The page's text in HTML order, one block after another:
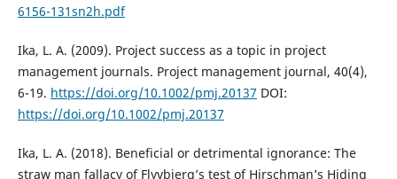
6156-131sn2h.pdf
Ika, L. A. (2009). Project success as a topic in project
management journals. Project management journal, 40(4),
6-19. https://doi.org/10.1002/pmj.20137 DOI:
https://doi.org/10.1002/pmj.20137
Ika, L. A. (2018). Beneficial or detrimental ignorance: The
straw man fallacy of Flyvbjerg’s test of Hirschman’s Hiding